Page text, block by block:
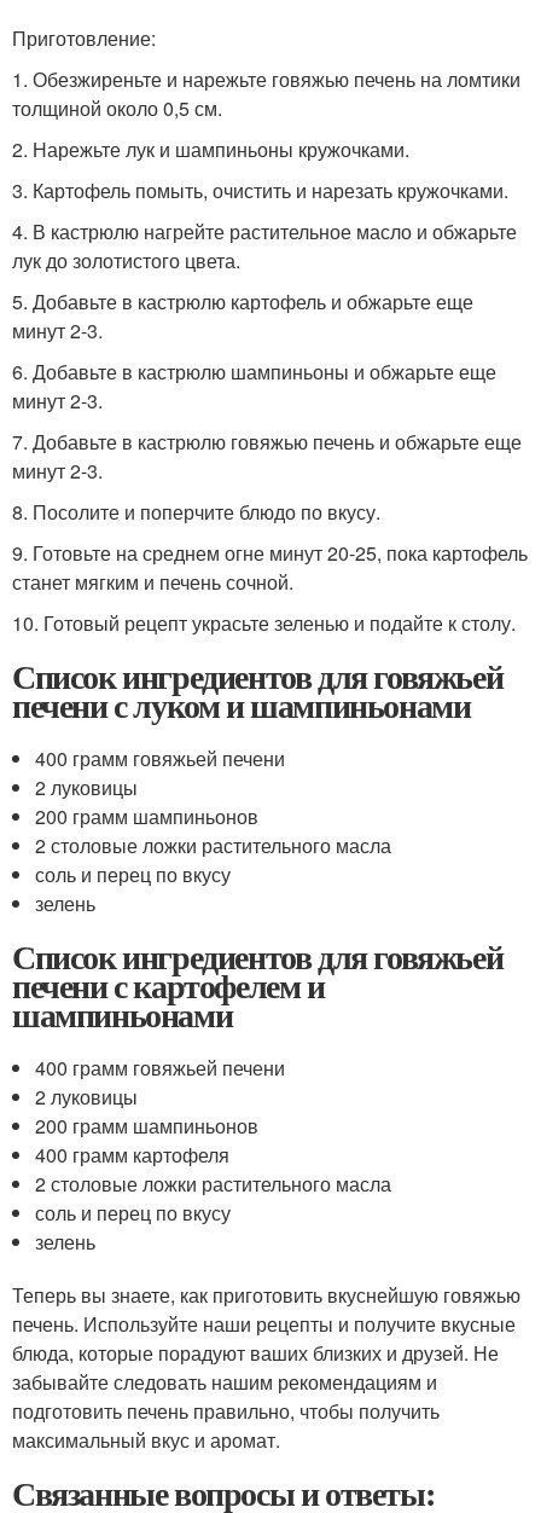
Приготовление:
1. Обезжиреньте и нарежьте говяжью печень на ломтики
толщиной около 0,5 см.
2. Нарежьте лук и шампиньоны кружочками.
3. Картофель помыть, очистить и нарезать кружочками.
4. В кастрюлю нагрейте растительное масло и обжарьте
лук до золотистого цвета.
5. Добавьте в кастрюлю картофель и обжарьте еще
минут 2-3.
6. Добавьте в кастрюлю шампиньоны и обжарьте еще
минут 2-3.
7. Добавьте в кастрюлю говяжью печень и обжарьте еще
минут 2-3.
8. Посолите и поперчите блюдо по вкусу.
9. Готовьте на среднем огне минут 20-25, пока картофель
станет мягким и печень сочной.
10. Готовый рецепт украсьте зеленью и подайте к столу.
Список ингредиентов для говяжьей
печени с луком и шампиньонами
400 грамм говяжьей печени
2 луковицы
200 грамм шампиньонов
2 столовые ложки растительного масла
соль и перец по вкусу
зелень
Список ингредиентов для говяжьей
печени с картофелем и
шампиньонами
400 грамм говяжьей печени
2 луковицы
200 грамм шампиньонов
400 грамм картофеля
2 столовые ложки растительного масла
соль и перец по вкусу
зелень
Теперь вы знаете, как приготовить вкуснейшую говяжью
печень. Используйте наши рецепты и получите вкусные
блюда, которые порадуют ваших близких и друзей. Не
забывайте следовать нашим рекомендациям и
подготовить печень правильно, чтобы получить
максимальный вкус и аромат.
Связанные вопросы и ответы: